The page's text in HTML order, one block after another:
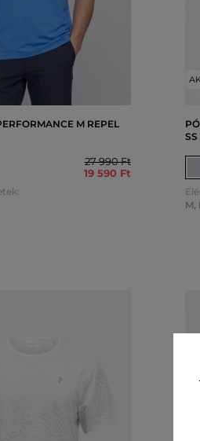
M REPEL
27 990 Ft
19 590 Ft
SS
M,